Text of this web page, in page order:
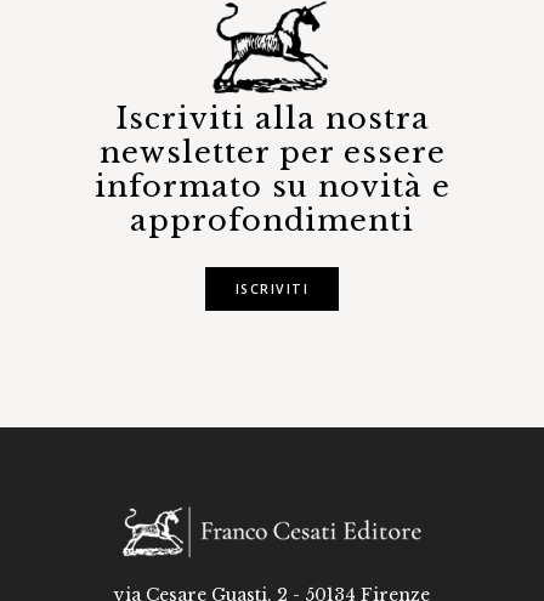
Iscriviti alla nostra
newsletter per essere
informato su novità e
approfondimenti
ISCRIVITI
via Cesare Guasti, 2 - 50134 Firenze